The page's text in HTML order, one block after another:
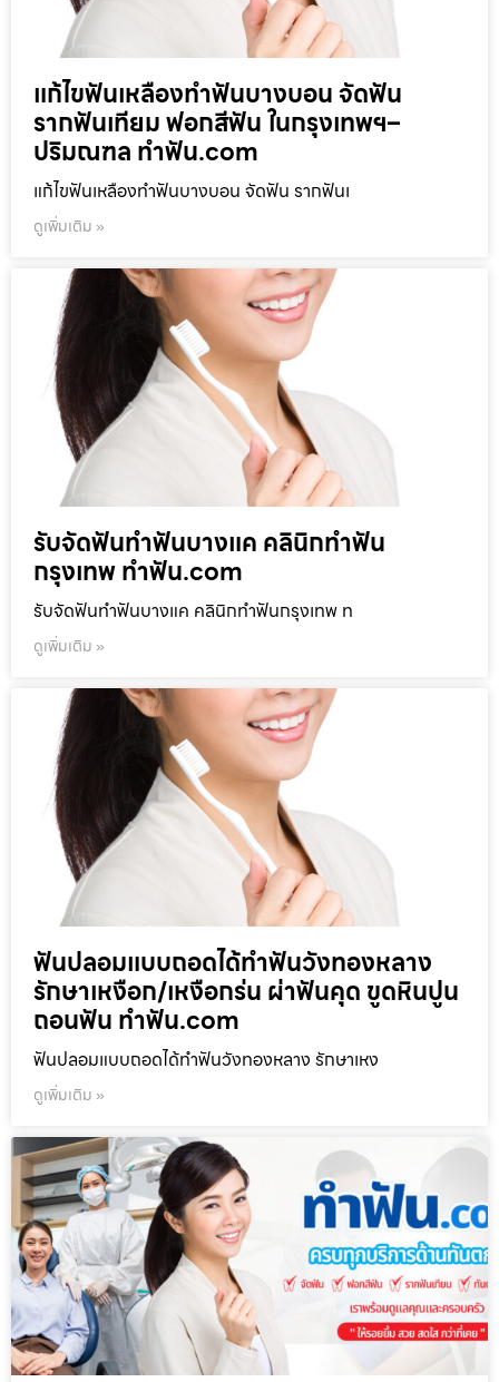
แก้ไขฟันเหลืองทำฟันบางบอน จัดฟัน
รากฟันเทียม ฟอกสีฟัน ในกรุงเทพฯ–
ปริมณฑล ทำฟัน.com
แก้ไขฟันเหลืองทำฟันบางบอน จัดฟัน รากฟันเ
ดูเพิ่มเติม »
รับจัดฟันทำฟันบางแค คลินิกทำฟัน
กรุงเทพ ทำฟัน.com
รับจัดฟันทำฟันบางแค คลินิกทำฟันกรุงเทพ ท
ดูเพิ่มเติม »
ฟันปลอมแบบถอดได้ทำฟันวังทองหลาง
รักษาเหงือก/เหงือกร่น ผ่าฟันคุด ขูดหินปูน
ถอนฟัน ทำฟัน.com
ฟันปลอมแบบถอดได้ทำฟันวังทองหลาง รักษาเหง
ดูเพิ่มเติม »